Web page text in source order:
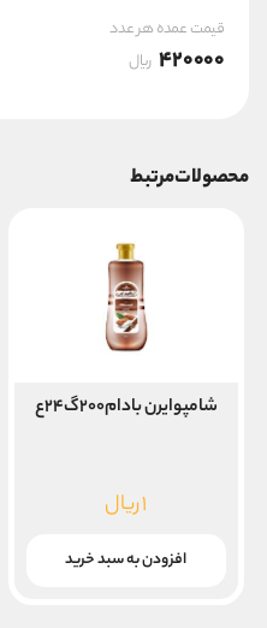
قیمت عمده هر عدد
420000 ریال
محصولات مرتبط
شامپوایرن بادام۲۰۰گ۲۴ع
۱ریال
افزودن به سبد خرید